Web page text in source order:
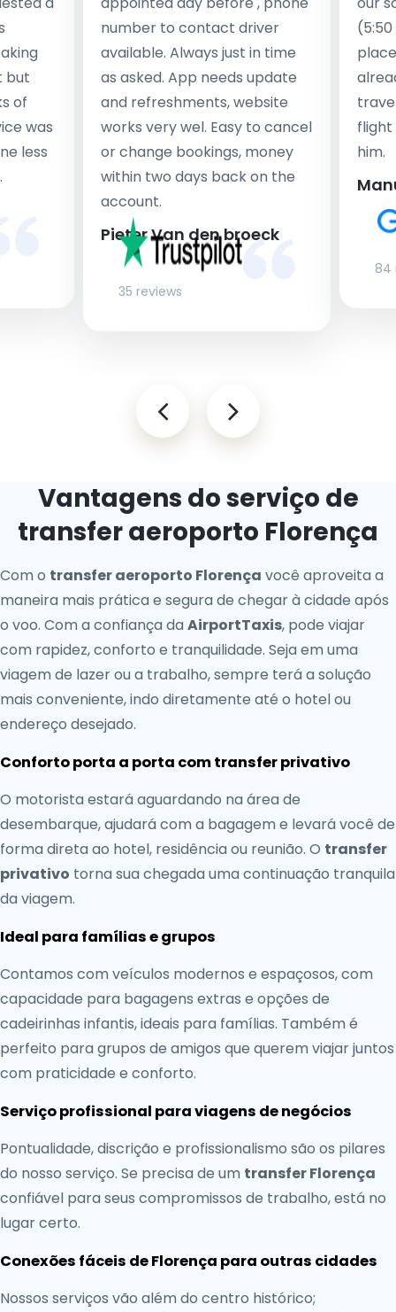
but
of
was
less
number to contact driver
available. Always just in time
as asked. App needs update
and refreshments, website
works very wel. Easy to cancel
or change bookings, money
within two days back on the
account.
Pieter Van den broeck
35 reviews
flight
him.
84
Vantagens do serviço de
transfer aeroporto Florença
Com o transfer aeroporto Florença você aproveita a
maneira mais prática e segura de chegar à cidade após
o voo. Com a confiança da AirportTaxis, pode viajar
com rapidez, conforto e tranquilidade. Seja em uma
viagem de lazer ou a trabalho, sempre terá a solução
mais conveniente, indo diretamente até o hotel ou
endereço desejado.
Conforto porta a porta com transfer privativo
O motorista estará aguardando na área de
desembarque, ajudará com a bagagem e levará você de
forma direta ao hotel, residência ou reunião. O transfer
privativo torna sua chegada uma continuação tranquila
da viagem.
Ideal para famílias e grupos
Contamos com veículos modernos e espaçosos, com
capacidade para bagagens extras e opções de
cadeirinhas infantis, ideais para famílias. Também é
perfeito para grupos de amigos que querem viajar juntos
com praticidade e conforto.
Serviço profissional para viagens de negócios
Pontualidade, discrição e profissionalismo são os pilares
do nosso serviço. Se precisa de um transfer Florença
confiável para seus compromissos de trabalho, está no
lugar certo.
Conexões fáceis de Florença para outras cidades
Nossos serviços vão além do centro histórico;